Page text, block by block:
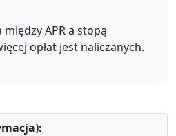
APR a stopą
opłat jest naliczanych.